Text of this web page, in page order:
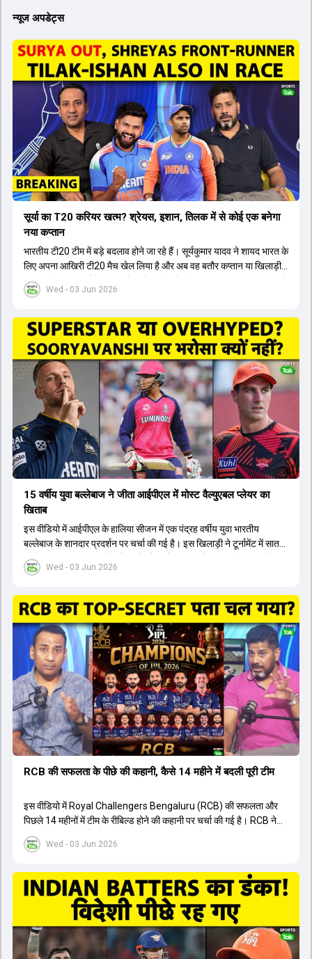
न्यूज अपडेट्स
Wed - 03 Jun 2026
सूर्या का T20 करियर खत्म? श्रेयस, इशान, तिलक में से कोई एक बनेगा
नया कप्तान
भारतीय टी20 टीम में बड़े बदलाव होने जा रहे हैं। सूर्यकुमार यादव ने शायद भारत के
लिए अपना आखिरी टी20 मैच खेल लिया है और अब वह बतौर कप्तान या खिलाड़ी
टीम का हिस्सा नहीं होंगे। आयरलैंड और इंग्लैंड के खिलाफ आगामी टी20 सीरीज के
लिए नए कप्तान की तलाश जारी है। इस रेस में श्रेयस अय्यर सबसे आगे चल रहे
पटेल इस रेस में काफी पीछे हैं, जबकि संजू सैमसन और रजत पाटीदार कप्तानी की
दौड़ से बाहर हैं। आगामी सीरीज के लिए वैभव सूर्यवंशी को तीसरे ओपनर के तौर पर
टीम में शामिल किया जाएगा, जबकि अभिषेक शर्मा और संजू सैमसन पहली पसंद
होंगे। इसके अलावा नीतीश रेड्डी को बतौर ऑलराउंडर ज्यादा मौके मिलेंगे। अजीत
अगरकर की अगुवाई वाली चयन समिति और कोच गौतम गंभीर आगामी टी20 वर्ल्ड
कप और 2028 ओलंपिक के लिए लंबी अवधि का विजन लेकर चल रहे हैं।
Wed - 03 Jun 2026
15 वर्षीय युवा बल्लेबाज ने जीता आईपीएल में मोस्ट वैल्युएबल प्लेयर का
खिताब
इस वीडियो में आईपीएल के हालिया सीजन में एक पंद्रह वर्षीय युवा भारतीय
बल्लेबाज के शानदार प्रदर्शन पर चर्चा की गई है। इस खिलाड़ी ने टूर्नामेंट में सात
सौ छिहत्तर रन बनाकर ऑरेंज कैप और मोस्ट वैल्युएबल प्लेयर का खिताब अपने नाम
किया है। वीडियो में बताया गया है कि ऑस्ट्रेलियाई टीम के वर्तमान कप्तान और
ऑस्ट्रेलियाई कप्तान के अनुसार, शुरुआत में लोगों को इस खिलाड़ी के प्रदर्शन पर
संदेह था, लेकिन अब उसने खुद को एक बेहतरीन बल्लेबाज साबित कर दिया है जो
गेंद को बाउंड्री के काफी पार मारने की क्षमता रखता है। वहीं, इंग्लैंड के पूर्व कप्तान
ने कहा कि टूर्नामेंट जीतने वाली टीम के अलावा इस सीजन की सबसे बड़ी बात इस
युवा खिलाड़ी का प्रदर्शन रहा है, जिसे देखने के लिए स्टेडियम में भारी भीड़ उमड़ती
थी। शानदार प्रदर्शन के बाद इस युवा खिलाड़ी को श्रीलंका में होने वाली
त्रिकोणीय सीरीज के लिए इंडिया ए टीम में भी शामिल कर लिया गया है।
Wed - 03 Jun 2026
RCB की सफलता के पीछे की कहानी, कैसे 14 महीने में बदली पूरी टीम
इस वीडियो में Royal Challengers Bengaluru (RCB) की सफलता और
पिछले 14 महीनों में टीम के रीबिल्ड होने की कहानी पर चर्चा की गई है। RCB ने
अपनी पुरानी गलतियों को स्वीकार करते हुए एक नया रिसेट बटन दबाया। टीम
मैनेजमेंट में Mo Bobat, Andy Flower, Dinesh Karthik और एनालिस्ट
के तहत Bhuvneshwar Kumar, Krunal Pandya और Rasikh Salam
जैसे भारतीय खिलाड़ियों को टीम में शामिल किया गया, जिन्होंने शानदार प्रदर्शन
किया। इसके अलावा, Virat Kohli की भूमिका में भी बदलाव देखा गया, जहां वह
अब टीम के युवा खिलाड़ियों के साथ ज्यादा जुड़े हुए नजर आते हैं। कप्तान Rajat
Patidar के नेतृत्व में टीम का कम्युनिकेशन बहुत स्पष्ट रहा है। एनालिस्ट से लेकर
मैनेजमेंट तक, सभी एक ही पेज पर रहते हैं, जिससे मैदान पर कोई कंफ्यूजन नहीं